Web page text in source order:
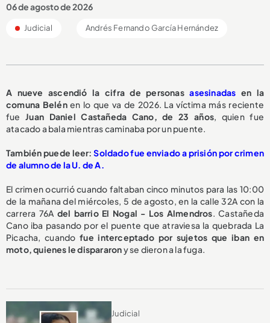
06 de agosto de 2026
Judicial Andrés Fernando García Hernández
A nueve ascendió la cifra de personasasesinadas en la
comuna Belénen lo que va de 2026. La víctima más reciente
fueJuan Daniel Castañeda Cano, de 23 años, quien fue
atacado a bala mientras caminaba por un puente.
También puede leer:Soldado fue enviado a prisión por crimen
de alumno de la U. de A.
El crimen ocurrió cuando faltaban cinco minutos para las 10:00
de la mañana del miércoles, 5 de agosto, en la calle 32A con la
carrera 76A del barrio El Nogal - Los Almendros. Castañeda
Cano iba pasando por el puente que atraviesa la quebrada La
Picacha, cuandofue interceptado por sujetos que iban en
moto, quienes le dispararony se dieron a la fuga.
Judicial